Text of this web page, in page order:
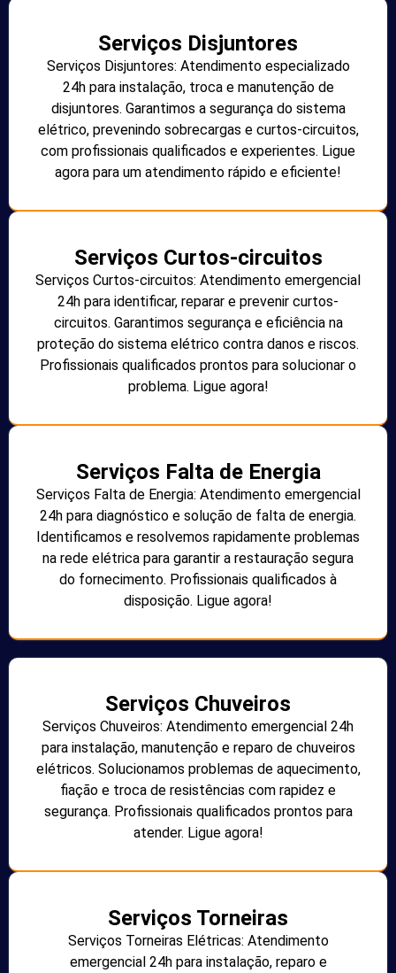
Serviços Disjuntores
Serviços Disjuntores: Atendimento especializado
24h para instalação, troca e manutenção de
disjuntores. Garantimos a segurança do sistema
elétrico, prevenindo sobrecargas e curtos-circuitos,
com profissionais qualificados e experientes. Ligue
agora para um atendimento rápido e eficiente!
Serviços Curtos-circuitos
Serviços Curtos-circuitos: Atendimento emergencial
24h para identificar, reparar e prevenir curtos-
circuitos. Garantimos segurança e eficiência na
proteção do sistema elétrico contra danos e riscos.
Profissionais qualificados prontos para solucionar o
problema. Ligue agora!
Serviços Falta de Energia
Serviços Falta de Energia: Atendimento emergencial
24h para diagnóstico e solução de falta de energia.
Identificamos e resolvemos rapidamente problemas
na rede elétrica para garantir a restauração segura
do fornecimento. Profissionais qualificados à
disposição. Ligue agora!
Serviços Chuveiros
Serviços Chuveiros: Atendimento emergencial 24h
para instalação, manutenção e reparo de chuveiros
elétricos. Solucionamos problemas de aquecimento,
fiação e troca de resistências com rapidez e
segurança. Profissionais qualificados prontos para
atender. Ligue agora!
Serviços Torneiras
Serviços Torneiras Elétricas: Atendimento
emergencial 24h para instalação, reparo e